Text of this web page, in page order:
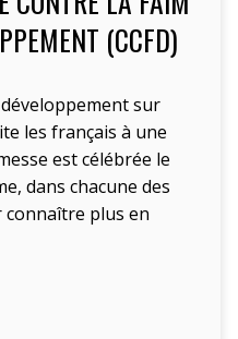
(CCFD)
sur
les français à une
est célébrée le
dans chacune des
connaître plus en